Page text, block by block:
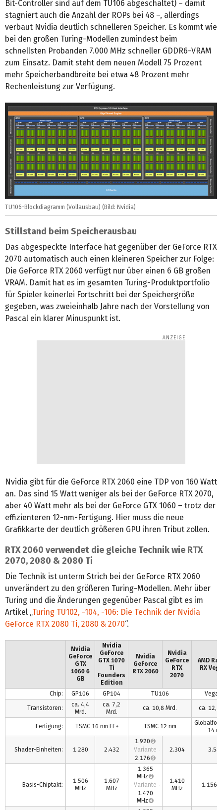
Bit-Controller sind auf dem TU106 abgeschaltet) – damit
stagniert auch die Anzahl der ROPs bei 48 –, allerdings
verbaut Nvidia deutlich schnelleren Speicher. Es kommt wie
bei den großen Turing-Modellen zumindest beim
schnellsten Probanden 7.000 MHz schneller GDDR6-VRAM
zum Einsatz. Damit steht dem neuen Modell 75 Prozent
mehr Speicherbandbreite bei etwa 48 Prozent mehr
Rechenleistung zur Verfügung.
TU106-Blockdiagramm (Vollausbau) (Bild: Nvidia)
Stillstand beim Speicherausbau
Das abgespeckte Interface hat gegenüber der GeForce RTX
2070 automatisch auch einen kleineren Speicher zur Folge:
Die GeForce RTX 2060 verfügt nur über einen 6 GB großen
VRAM. Damit hat es im gesamten Turing-Produktportfolio
für Spieler keinerlei Fortschritt bei der Speichergröße
gegeben, was zweieinhalb Jahre nach der Vorstellung von
Pascal ein klarer Minuspunkt ist.
Nvidia gibt für die GeForce RTX 2060 eine TDP von 160 Watt
an. Das sind 15 Watt weniger als bei der GeForce RTX 2070,
aber 40 Watt mehr als bei der GeForce GTX 1060 – trotz der
effizienteren 12-nm-Fertigung. Hier muss die neue
Grafikkarte der deutlich größeren GPU ihren Tribut zollen.
RTX 2060 verwendet die gleiche Technik wie RTX
2070, 2080 & 2080 Ti
Die Technik ist unterm Strich bei der GeForce RTX 2060
unverändert zu den größeren Turing-Modellen. Mehr über
Turing und die Änderungen gegenüber Pascal gibt es im
Artikel „Turing TU102, -104, -106: Die Technik der Nvidia
GeForce RTX 2080 Ti, 2080 & 2070“.
Nvidia
GeForce
GTX
1060 6
GB
Nvidia
GeForce
GTX 1070
Ti
Founders
Edition
Nvidia
GeForce
RTX 2060
Nvidia
GeForce
RTX
2070
AMD
RX
Chip: GP106 GP104 TU106 Vega
Transistoren:
ca. 4,4
Mrd.
ca. 7,2
Mrd.
ca. 10,8 Mrd. ca. 12,5
Fertigung: TSMC 16 nm FF+ TSMC 12 nm
14
Shader-Einheiten: 1.280 2.432
1.920
Variante
2.176
2.304
Basis-Chiptakt:
1.506
MHz
1.607
MHz
1.365
MHz
Variante
1.470
MHz
1.410
MHz
1.156